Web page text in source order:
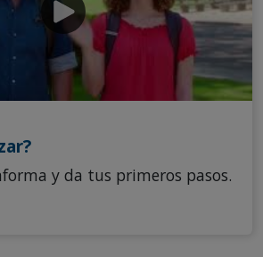
y da tus primeros pasos.